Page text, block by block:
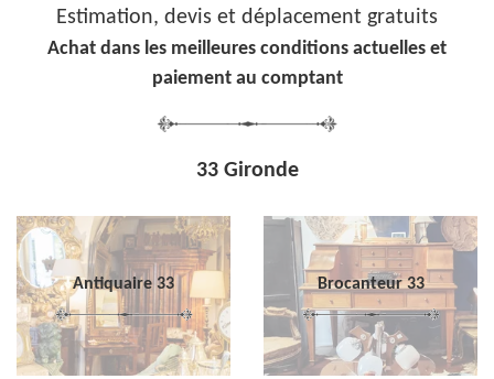
Estimation, devis et déplacement gratuits
Achat dans les meilleures conditions actuelles et
paiement au comptant
33 Gironde
Antiquaire 33 Brocanteur 33